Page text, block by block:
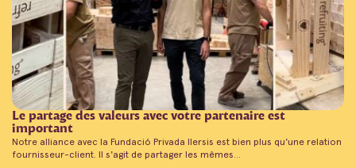
Le partage des valeurs avec votre partenaire est
important
Notre alliance avec la Fundació Privada Ilersis est bien plus qu'une relation
fournisseur-client. Il s'agit de partager les mêmes...